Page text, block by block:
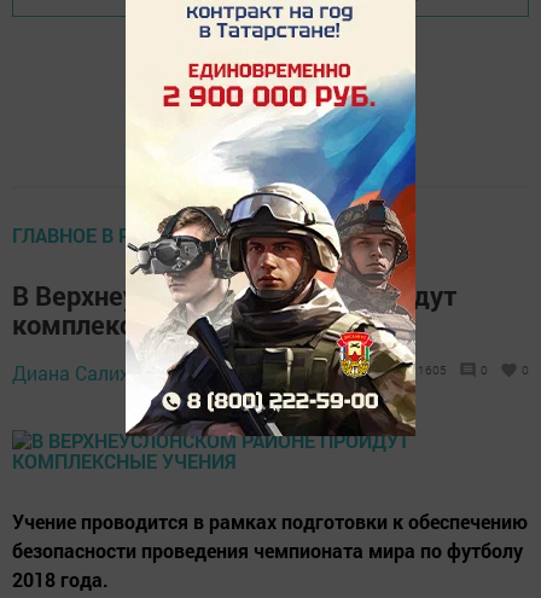
ГЛАВНОЕ В РАЙОНЕ
В Верхнеуслонском районе пройдут
комплексные учения
Диана Салихзанова, 25 октября 2017 -
16:15
1605 0 0
Учение проводится в рамках подготовки к обеспечению
безопасности проведения чемпионата мира по футболу
2018 года.